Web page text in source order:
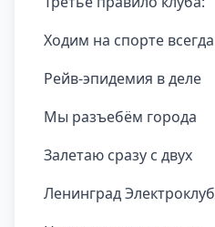
Ходим на спорте всегда
Рейв-эпидемия в деле
Мы разъебём города
Залетаю сразу с двух
Ленинград Электроклуб